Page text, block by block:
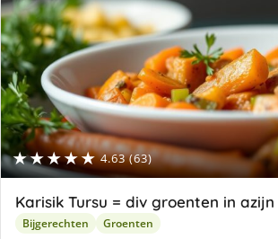
★★★★★ 4.63 (63)
Karisik Tursu = div groenten in azijn
Bijgerechten Groenten